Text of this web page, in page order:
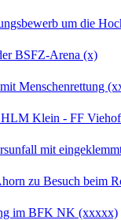
um die
BSFZ-Arena (x)
Menschenrettung
HLM Klein - FF
mit
zu Besuch beim
im BFK NK (xxxxx)